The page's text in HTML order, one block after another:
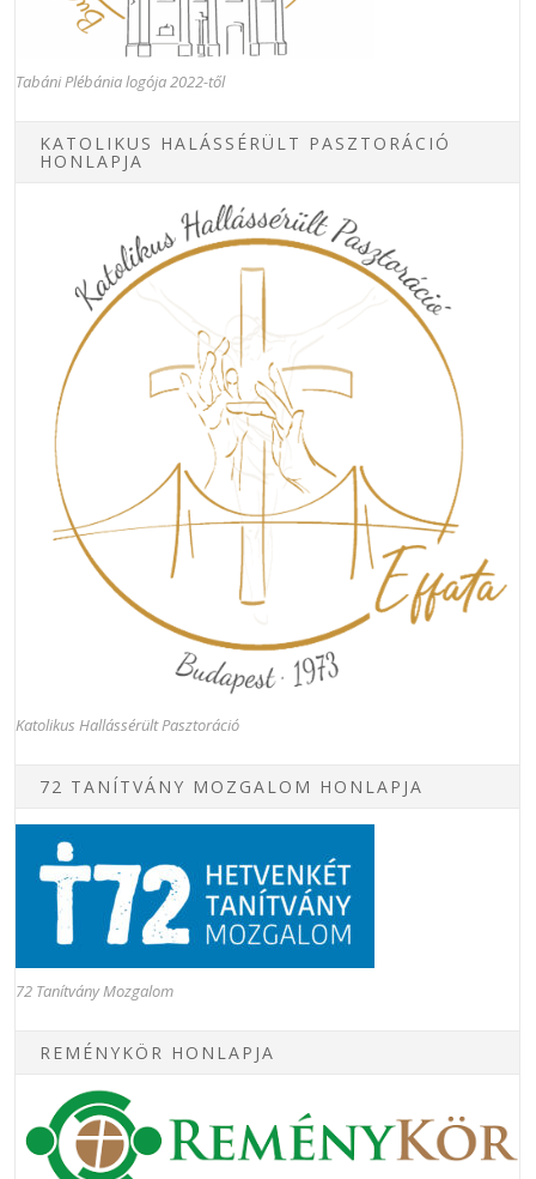
Tabáni Plébánia logója 2022-től
KATOLIKUS HALÁSSÉRÜLT PASZTORÁCIÓ
HONLAPJA
Katolikus Hallássérült Pasztoráció
72 TANÍTVÁNY MOZGALOM HONLAPJA
72 Tanítvány Mozgalom
REMÉNYKÖR HONLAPJA